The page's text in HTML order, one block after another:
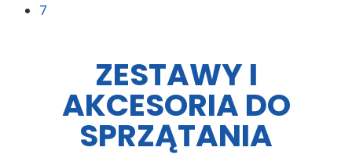
7
ZESTAWY I
AKCESORIA DO
SPRZĄTANIA